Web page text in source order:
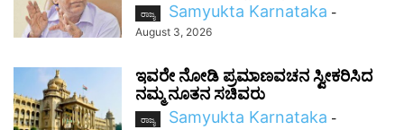
ರಾಜ್ಯ Samyukta Karnataka -
August 3, 2026
ಇವರೇ ನೋಡಿ ಪ್ರಮಾಣವಚನ ಸ್ವೀಕರಿಸಿದ
ನಮ್ಮ ನೂತನ ಸಚಿವರು
ರಾಜ್ಯ Samyukta Karnataka -